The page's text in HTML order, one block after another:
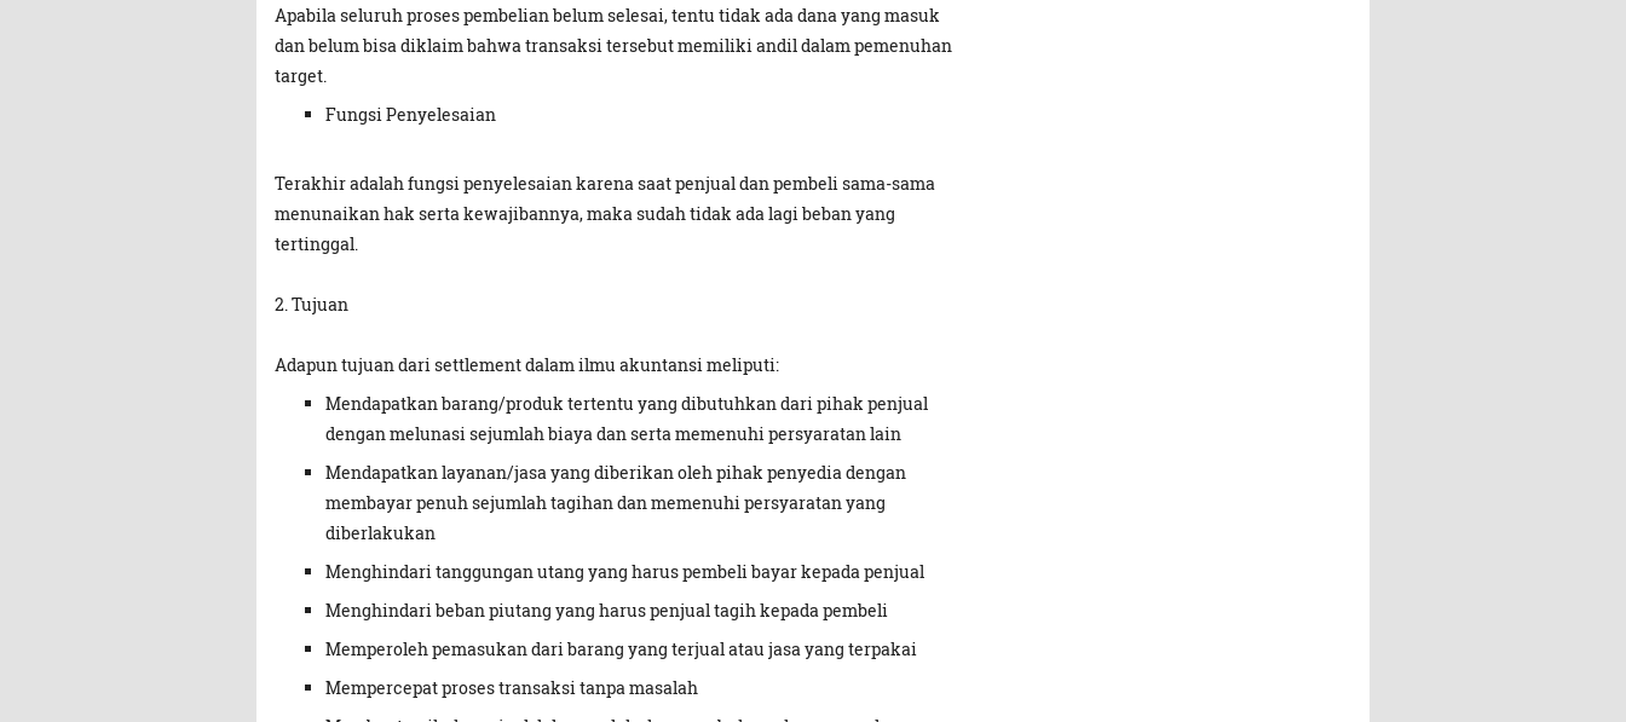
Apabila seluruh proses pembelian belum selesai, tentu tidak ada dana yang masuk
dan belum bisa diklaim bahwa transaksi tersebut memiliki andil dalam pemenuhan
target.
Fungsi Penyelesaian
Terakhir adalah fungsi penyelesaian karena saat penjual dan pembeli sama-sama
menunaikan hak serta kewajibannya, maka sudah tidak ada lagi beban yang
tertinggal.
2. Tujuan
Adapun tujuan dari settlement dalam ilmu akuntansi meliputi:
Mendapatkan barang/produk tertentu yang dibutuhkan dari pihak penjual
dengan melunasi sejumlah biaya dan serta memenuhi persyaratan lain
Mendapatkan layanan/jasa yang diberikan oleh pihak penyedia dengan
membayar penuh sejumlah tagihan dan memenuhi persyaratan yang
diberlakukan
Menghindari tanggungan utang yang harus pembeli bayar kepada penjual
Menghindari beban piutang yang harus penjual tagih kepada pembeli
Memperoleh pemasukan dari barang yang terjual atau jasa yang terpakai
Mempercepat proses transaksi tanpa masalah